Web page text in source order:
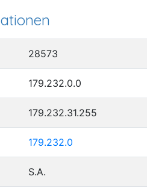
28573
179.232.0.0
179.232.31.255
179.232.0
S.A.